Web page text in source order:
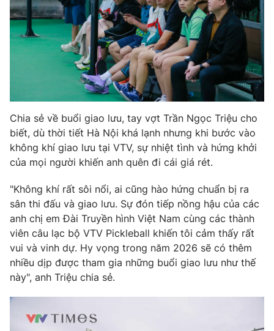
Chia sẻ về buổi giao lưu, tay vợt Trần Ngọc Triệu cho
biết, dù thời tiết Hà Nội khá lạnh nhưng khi bước vào
không khí giao lưu tại VTV, sự nhiệt tình và hứng khởi
của mọi người khiến anh quên đi cái giá rét.
"Không khí rất sôi nổi, ai cũng hào hứng chuẩn bị ra
sân thi đấu và giao lưu. Sự đón tiếp nồng hậu của các
anh chị em Đài Truyền hình Việt Nam cùng các thành
viên câu lạc bộ VTV Pickleball khiến tôi cảm thấy rất
vui và vinh dự. Hy vọng trong năm 2026 sẽ có thêm
nhiều dịp được tham gia những buổi giao lưu như thế
này", anh Triệu chia sẻ.